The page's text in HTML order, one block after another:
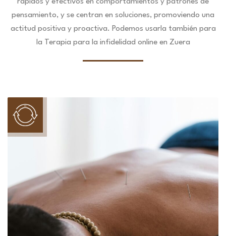
pensamiento, y se centran en soluciones, promoviendo una
actitud positiva y proactiva. Podemos usarla también para
la Terapia para la infidelidad online en Zuera